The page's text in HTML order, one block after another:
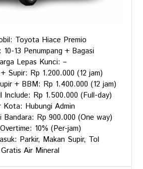
Toyota Hiace Premio
10-13 Penumpang + Bagasi
Lepas Kunci: –
Supir: Rp 1.200.000 (12 jam)
+ BBM: Rp 1.400.000 (12 jam)
Include: Rp 1.500.000 (Full-day)
Kota: Hubungi Admin
Bandara: Rp 900.000 (One way)
10% (Per-jam)
Parkir, Makan Supir, Tol
Gratis Air Mineral